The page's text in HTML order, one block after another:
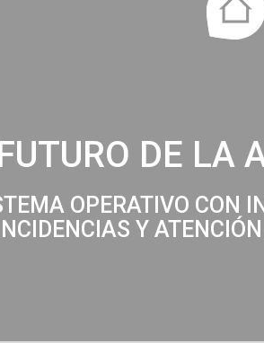
DE LA
OPERATIVO CON
INCIDENCIAS Y